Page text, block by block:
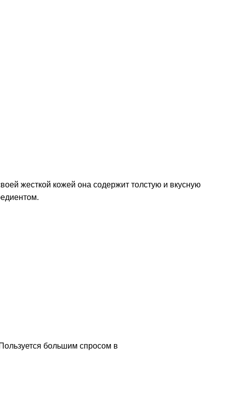
жесткой кожей она содержит толстую и вкусную
большим спросом в